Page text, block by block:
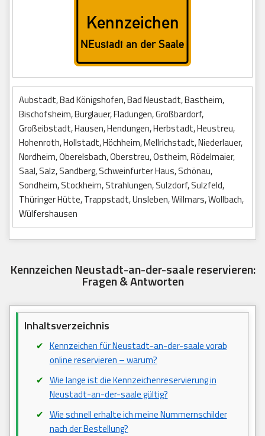
Aubstadt, Bad Königshofen, Bad Neustadt, Bastheim,
Bischofsheim, Burglauer, Fladungen, Großbardorf,
Großeibstadt, Hausen, Hendungen, Herbstadt, Heustreu,
Hohenroth, Hollstadt, Höchheim, Mellrichstadt, Niederlauer,
Nordheim, Oberelsbach, Oberstreu, Ostheim, Rödelmaier,
Saal, Salz, Sandberg, Schweinfurter Haus, Schönau,
Sondheim, Stockheim, Strahlungen, Sulzdorf, Sulzfeld,
Thüringer Hütte, Trappstadt, Unsleben, Willmars, Wollbach,
Wülfershausen
Kennzeichen Neustadt-an-der-saale reservieren:
Fragen & Antworten
Inhaltsverzeichnis
Kennzeichen für Neustadt-an-der-saale vorab
online reservieren – warum?
Wie lange ist die Kennzeichenreservierung in
Neustadt-an-der-saale gültig?
Wie schnell erhalte ich meine Nummernschilder
nach der Bestellung?